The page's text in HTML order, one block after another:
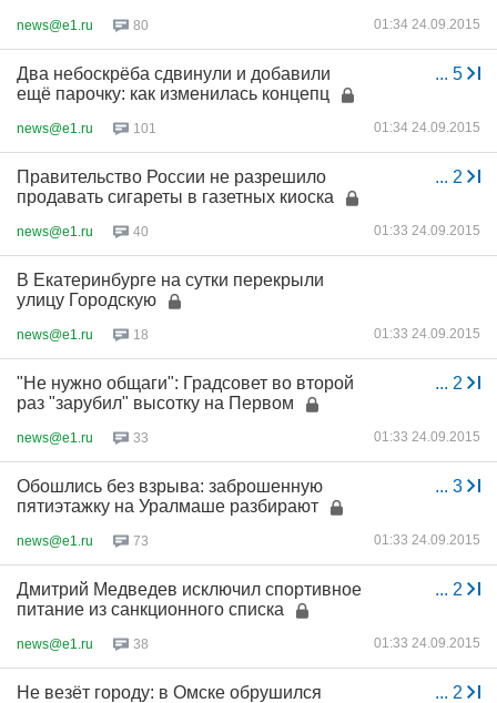
news@e1.ru 80 01:34 24.09.2015
... 5
Два небоскрёба сдвинули и добавили
ещё парочку: как изменилась концепц
news@e1.ru 101 01:34 24.09.2015
... 2
Правительство России не разрешило
продавать сигареты в газетных киоска
news@e1.ru 40 01:33 24.09.2015
В Екатеринбурге на сутки перекрыли
улицу Городскую
news@e1.ru 18 01:33 24.09.2015
... 2
"Не нужно общаги": Градсовет во второй
раз "зарубил" высотку на Первом
news@e1.ru 33 01:33 24.09.2015
... 3
Обошлись без взрыва: заброшенную
пятиэтажку на Уралмаше разбирают
news@e1.ru 73 01:33 24.09.2015
... 2
Дмитрий Медведев исключил спортивное
питание из санкционного списка
news@e1.ru 38 01:33 24.09.2015
... 2
Не везёт городу: в Омске обрушился